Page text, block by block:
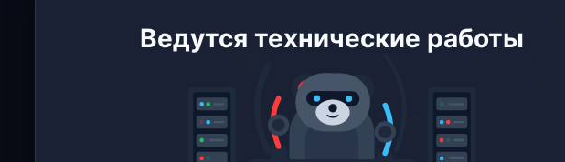
Ведутся технические работы